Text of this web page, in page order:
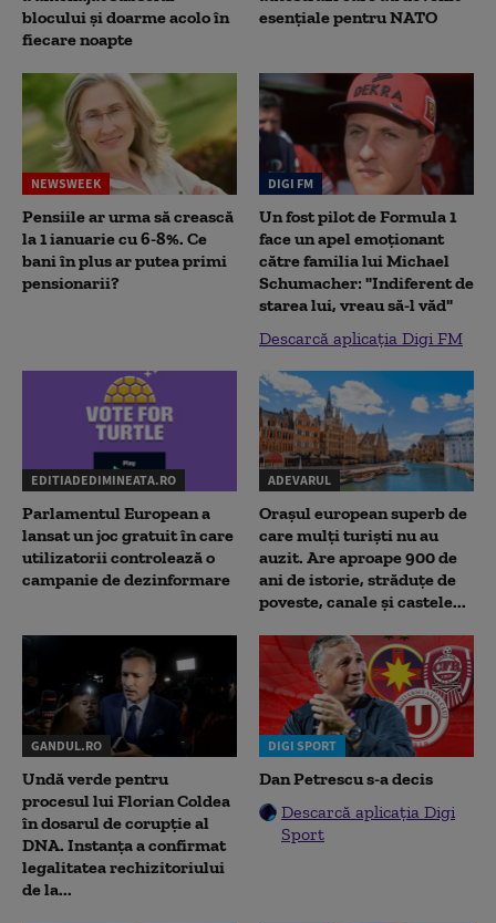
blocului și doarme acolo în
fiecare noapte
esențiale pentru NATO
NEWSWEEK
Pensiile ar urma să crească
la 1 ianuarie cu 6-8%. Ce
bani în plus ar putea primi
pensionarii?
DIGI FM
Un fost pilot de Formula 1
face un apel emoționant
către familia lui Michael
Schumacher: "Indiferent de
starea lui, vreau să-l văd"
Descarcă aplicația Digi FM
EDITIADEDIMINEATA.RO
Parlamentul European a
lansat un joc gratuit în care
utilizatorii controlează o
campanie de dezinformare
ADEVARUL
Orașul european superb de
care mulți turiști nu au
auzit. Are aproape 900 de
ani de istorie, străduțe de
poveste, canale și castele...
GANDUL.RO
Undă verde pentru
procesul lui Florian Coldea
în dosarul de corupție al
DNA. Instanța a confirmat
legalitatea rechizitoriului
de la...
DIGI SPORT
Dan Petrescu s-a decis
Descarcă aplicația Digi
Sport